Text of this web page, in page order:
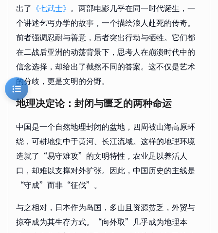
出了 《七武士》 。两部电影几乎在同一时代诞生，一
个讲述乞丐办学的故事，一个描绘浪人赴死的传奇。
前者强调忍耐与善意，后者突出行动与牺牲。它们都
在二战后亚洲的动荡背景下，思考人在崩溃时代中的
信念选择，却给出了截然不同的答案。这不仅是艺术
的分歧，更是文明的分野。
地理决定论：封闭与匮乏的两种命运
中国是一个自然地理封闭的盆地，四周被山海高原环
绕，可耕地集中于黄河、长江流域。这样的地理环境
造就了“易守难攻”的文明特性，农业足以养活人
口，却难以支撑对外扩张。因此，中国历史的主线是
“守成”而非“征伐”。
与之相对，日本作为岛国，多山且资源贫乏，外贸与
掠夺成为其生存方式。“向外取”几乎成为地理本